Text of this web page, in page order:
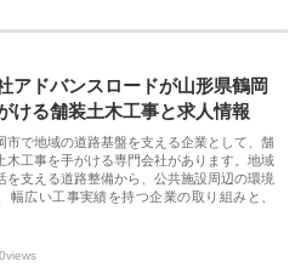
アドバンスロードが山形県鶴岡
ける舗装土木工事と求人情報
市で地域の道路基盤を支える企業として、舗
木工事を手がける専門会社があります。地域
を支える道路整備から、公共施設周辺の環境
幅広い工事実績を持つ企業の取り組みと、
0views